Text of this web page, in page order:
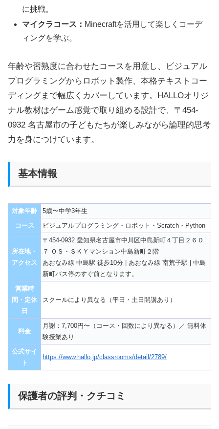
に挑戦。
マイクラコース： Minecraftを活用して楽しくコーデ
ィングを学ぶ。
年齢や習熟度に合わせたコースを用意し、ビジュアル
プログラミングからロボット製作、本格テキストコー
ディングまで幅広くカバーしています。HALLOオリジ
ナル教材はゲーム感覚で取り組める設計で、〒454-
0932 名古屋市の子どもたちが楽しみながら論理的思考
力を身につけています。
基本情報
対象年齢
5歳〜中学3年生
コース
ビジュアルプログラミング・ロボット・Scratch・Python
所在地・
アクセス
〒454-0932 愛知県名古屋市中川区中島新町４丁目２６０
７ ＯＳ・ＳＫＹマンション中島新町２階
あおなみ線 中島駅 徒歩10分 | あおなみ線 南荒子駅 | 中島
新町バス停のすぐ前となります。
営業時
間・定休
日
スクールにより異なる（平日・土日開講あり）
料金
月謝：7,700円〜（コース・回数により異なる）／ 無料体
験授業あり
公式サイ
ト
https://www.hallo.jp/classrooms/detail/2789/
保護者の評判・クチコミ